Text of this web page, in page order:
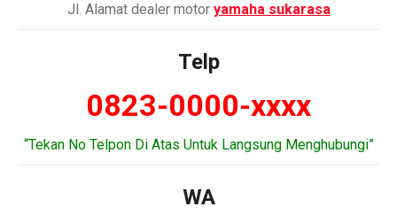
Jl. Alamat dealer motor yamaha sukarasa
Telp
0823-0000-xxxx
“Tekan No Telpon Di Atas Untuk Langsung Menghubungi”
WA